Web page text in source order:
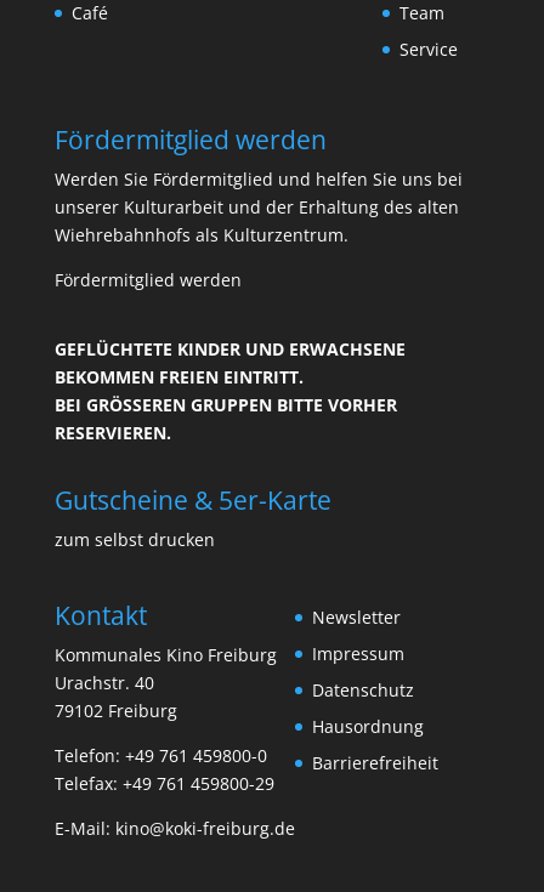
Café
Team
Service
Fördermitglied werden
Werden Sie Fördermitglied und helfen Sie uns bei
unserer Kulturarbeit und der Erhaltung des alten
Wiehrebahnhofs als Kulturzentrum.
Fördermitglied werden
GEFLÜCHTETE KINDER UND ERWACHSENE
BEKOMMEN FREIEN EINTRITT.
BEI GRÖSSEREN GRUPPEN BITTE VORHER R
ESERVIEREN.
Gutscheine & 5er-Karte
zum selbst drucken
Kontakt
Kommunales Kino Freiburg
Urachstr. 40
79102 Freiburg
Telefon: +49 761 459800-0
Telefax: +49 761 459800-29
E-Mail: kino@koki-freiburg.de
Newsletter
Impressum
Datenschutz
Hausordnung
Barrierefreiheit